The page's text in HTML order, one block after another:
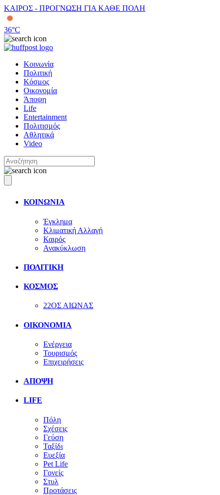
ΚΑΙΡΟΣ - ΠΡΟΓΝΩΣΗ ΓΙΑ ΚΑΘΕ ΠΟΛΗ
36°C
Κοινωνία
Πολιτική
Κόσμος
Οικονομία
Άποψη
Life
Entertainment
Πολιτισμός
Αθλητικά
Video
ΚΟΙΝΩΝΙΑ
Έγκλημα
Κλιματική Αλλαγή
Καιρός
Ανακύκλωση
ΠΟΛΙΤΙΚΗ
ΚΟΣΜΟΣ
22ΟΣ ΑΙΩΝΑΣ
ΟΙΚΟΝΟΜΙΑ
Ενέργεια
Τουρισμός
Επιχειρήσεις
ΑΠΟΨΗ
LIFE
Πόλη
Σχέσεις
Γεύση
Ταξίδι
Ευεξία
Pet Life
Γονείς
Στυλ
Προτάσεις